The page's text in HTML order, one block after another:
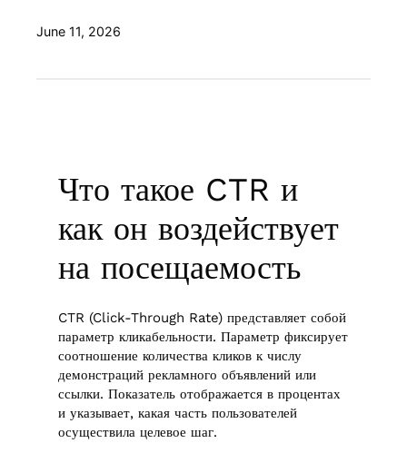
June 11, 2026
Что такое CTR и
как он воздействует
на посещаемость
CTR (Click-Through Rate) представляет собой
параметр кликабельности. Параметр фиксирует
соотношение количества кликов к числу
демонстраций рекламного объявлений или
ссылки. Показатель отображается в процентах
и указывает, какая часть пользователей
осуществила целевое шаг.